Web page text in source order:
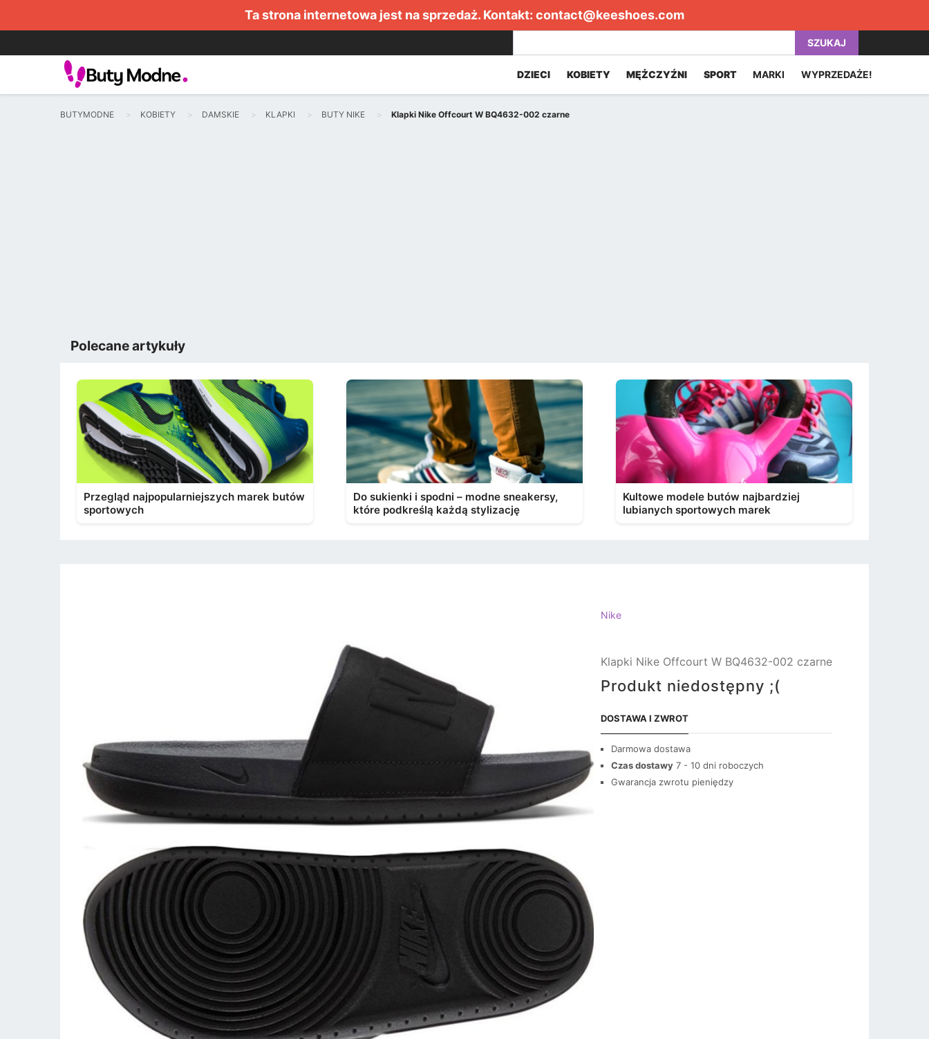
Ta strona internetowa jest na sprzedaż. Kontakt: contact@keeshoes.com
SZUKAJ
DZIECI KOBIETY MĘŻCZYŹNI SPORT MARKI WYPRZEDAŻE!
BUTYMODNE KOBIETY DAMSKIE KLAPKI BUTY NIKE Klapki Nike Offcourt W BQ4632-002 czarne
Polecane artykuły
Przegląd najpopularniejszych marek butów
sportowych
Do sukienki i spodni – modne sneakersy,
które podkreślą każdą stylizację
Kultowe modele butów najbardziej
lubianych sportowych marek
Nike
Klapki Nike Offcourt W BQ4632-002 czarne
Produkt niedostępny ;(
DOSTAWA I ZWROT
Darmowa dostawa
Czas dostawy 7 - 10 dni roboczych
Gwarancja zwrotu pieniędzy